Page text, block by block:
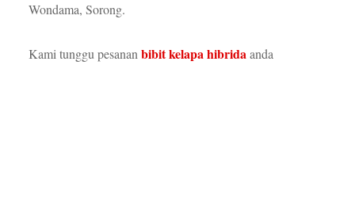
Wondama, Sorong.
Kami tunggu pesanan bibit kelapa hibridaanda